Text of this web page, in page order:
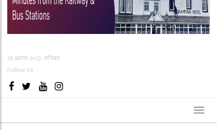
२३ श्रावण २०८३, शनिबार
Follow Us